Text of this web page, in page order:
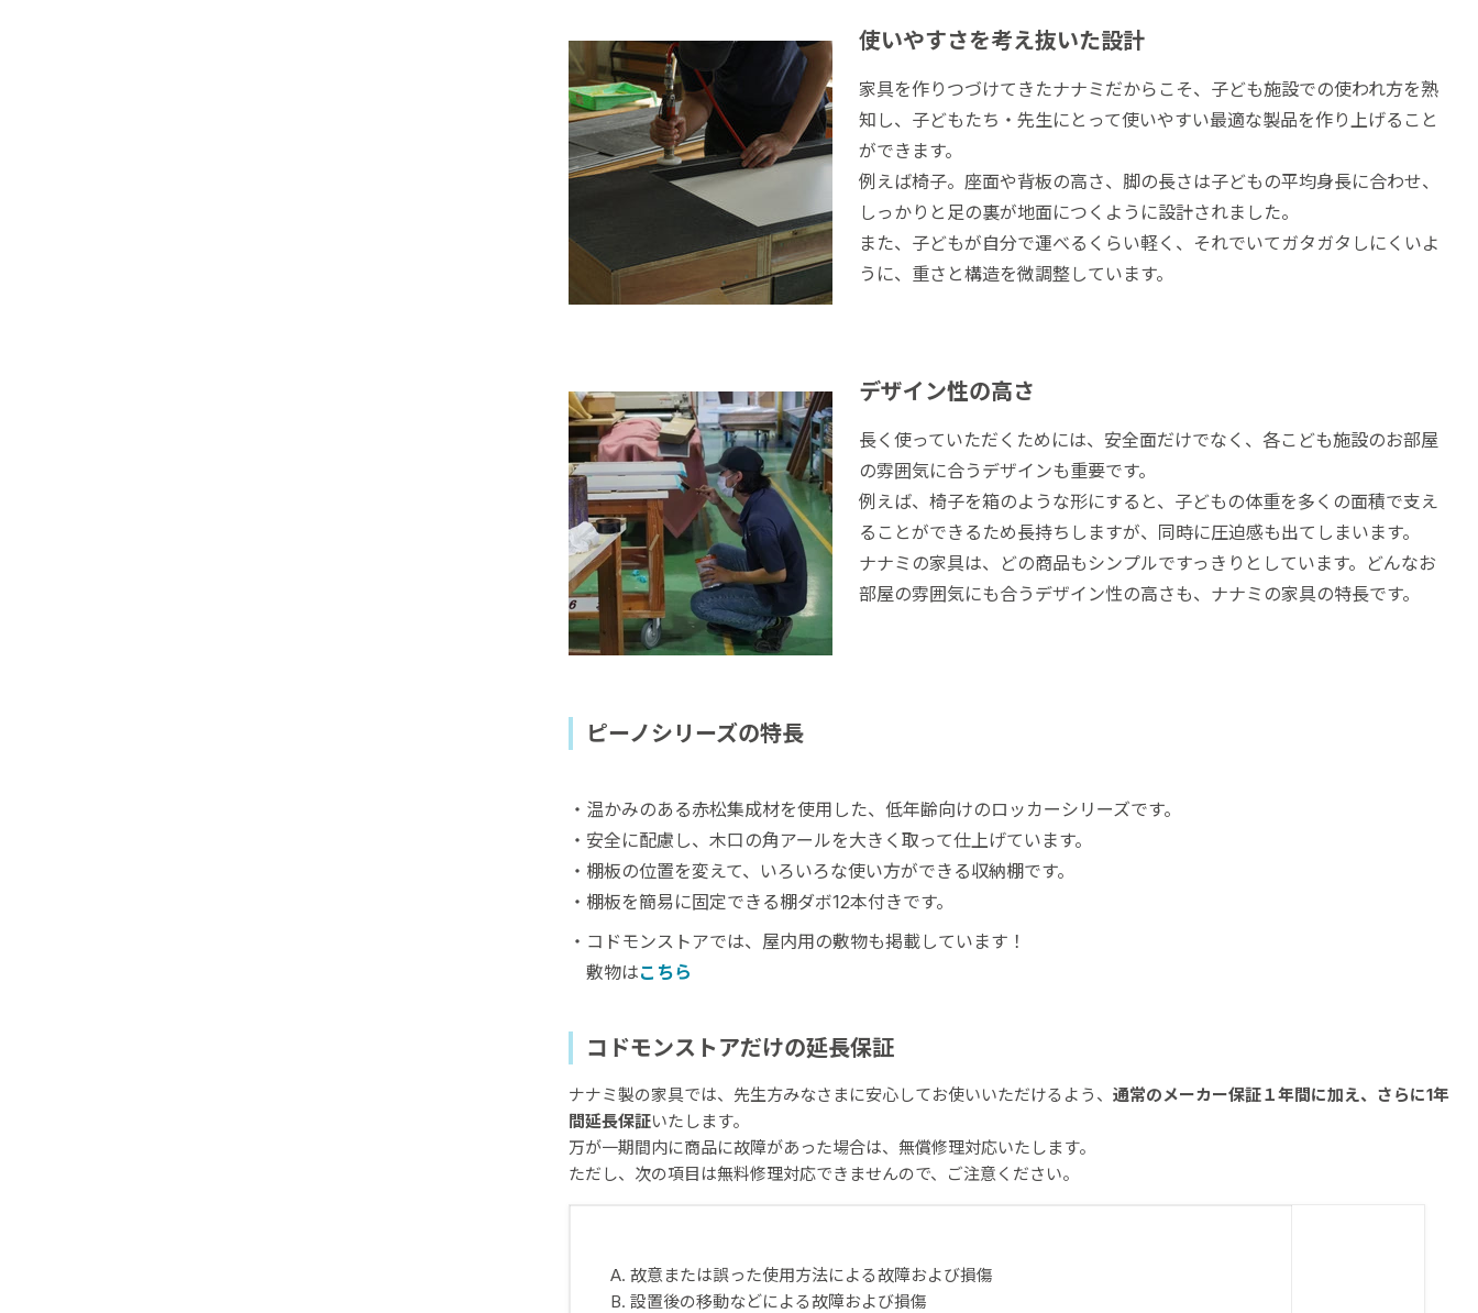
使いやすさを考え抜いた設計
家具を作りつづけてきたナナミだからこそ、子ども施設での使われ方を熟
知し、子どもたち・先生にとって使いやすい最適な製品を作り上げること
ができます。
例えば椅子。座面や背板の高さ、脚の長さは子どもの平均身長に合わせ、
しっかりと足の裏が地面につくように設計されました。
また、子どもが自分で運べるくらい軽く、それでいてガタガタしにくいよ
うに、重さと構造を微調整しています。
デザイン性の高さ
長く使っていただくためには、安全面だけでなく、各こども施設のお部屋
の雰囲気に合うデザインも重要です。
例えば、椅子を箱のような形にすると、子どもの体重を多くの面積で支え
ることができるため長持ちしますが、同時に圧迫感も出てしまいます。
ナナミの家具は、どの商品もシンプルですっきりとしています。どんなお
部屋の雰囲気にも合うデザイン性の高さも、ナナミの家具の特長です。
ピーノシリーズの特長
・温かみのある赤松集成材を使用した、低年齢向けのロッカーシリーズです。
・安全に配慮し、木口の角アールを大きく取って仕上げています。
・棚板の位置を変えて、いろいろな使い方ができる収納棚です。
・棚板を簡易に固定できる棚ダボ12本付きです。
・コドモンストアでは、屋内用の敷物も掲載しています！
敷物はこちら
コドモンストアだけの延長保証
ナナミ製の家具では、先生方みなさまに安心してお使いいただけるよう、 通常のメーカー保証１年間に加え、さらに1年
間延長保証いたします。
万が一期間内に商品に故障があった場合は、無償修理対応いたします。
ただし、次の項目は無料修理対応できませんので、ご注意ください。
A. 故意または誤った使用方法による故障および損傷
B. 設置後の移動などによる故障および損傷